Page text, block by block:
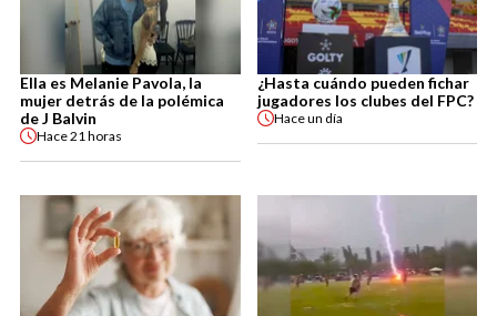
Ella es Melanie Pavola, la
mujer detrás de la polémica
de J Balvin
Hace21 horas
¿Hasta cuándo pueden fichar
jugadores los clubes del FPC?
Haceun día